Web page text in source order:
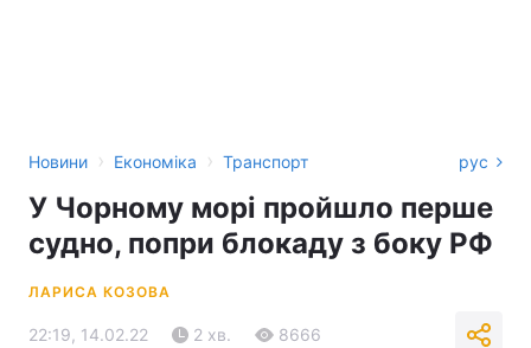
Новини › Економіка › Транспорт рус
У Чорному морі пройшло перше
судно, попри блокаду з боку РФ
ЛАРИСА КОЗОВА
22:19, 14.02.22 2 хв. 8666